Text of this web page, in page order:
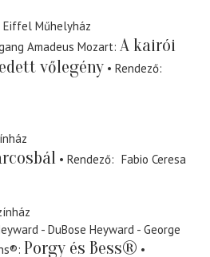
Eiffel Műhelyház
Amadeus Mozart A kairói
vőlegény
Rendező
Rendező
Fabio Ceresa
- DuBose Heyward - George
Porgy és Bess®